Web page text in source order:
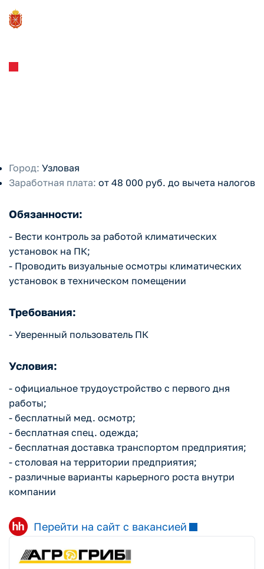
Город: Узловая
Заработная плата: от 48 000 руб. до вычета налогов
Обязанности:
- Вести контроль за работой климатических
установок на ПК;
- Проводить визуальные осмотры климатических
установок в техническом помещении
Требования:
- Уверенный пользователь ПК
Условия:
- официальное трудоустройство с первого дня
работы;
- бесплатный мед. осмотр;
- бесплатная спец. одежда;
- бесплатная доставка транспортом предприятия;
- столовая на территории предприятия;
- различные варианты карьерного роста внутри
компании
Перейти на сайт с вакансией